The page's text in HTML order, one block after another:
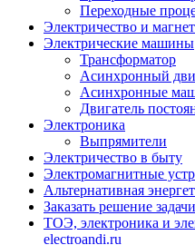
Переходные
Электричество и
Электрические машины
Трансформатор
Асинхронный
Асинхронные
Двигатель
Электроника
Выпрямители
Электричество в быту
Электромагнитные
Альтернативная
Заказать решение задачи
ТОЭ, электроника и
electroandi.ru